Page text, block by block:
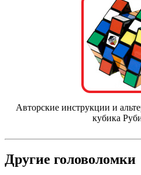
Авторские инструкции и
кубика
Другие головоломки